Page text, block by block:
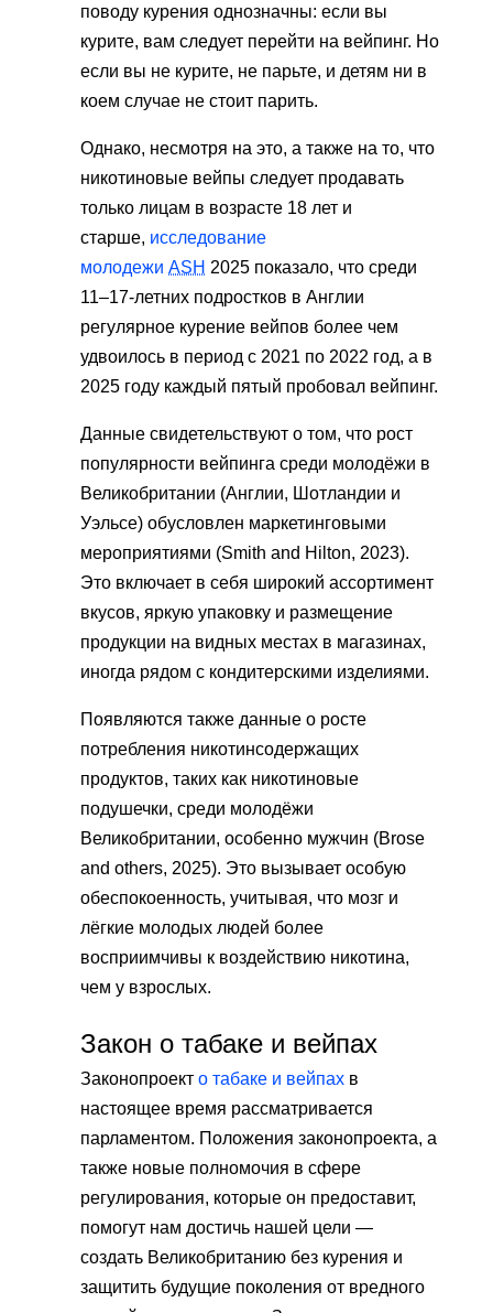
поводу курения однозначны: если вы
курите, вам следует перейти на вейпинг. Но
если вы не курите, не парьте, и детям ни в
коем случае не стоит парить.
Однако, несмотря на это, а также на то, что
никотиновые вейпы следует продавать
только лицам в возрасте 18 лет и
старше, исследование
молодежи ASH 2025 показало, что среди
11–17-летних подростков в Англии
регулярное курение вейпов более чем
удвоилось в период с 2021 по 2022 год, а в
2025 году каждый пятый пробовал вейпинг.
Данные свидетельствуют о том, что рост
популярности вейпинга среди молодёжи в
Великобритании (Англии, Шотландии и
Уэльсе) обусловлен маркетинговыми
мероприятиями (Smith and Hilton, 2023).
Это включает в себя широкий ассортимент
вкусов, яркую упаковку и размещение
продукции на видных местах в магазинах,
иногда рядом с кондитерскими изделиями.
Появляются также данные о росте
потребления никотинсодержащих
продуктов, таких как никотиновые
подушечки, среди молодёжи
Великобритании, особенно мужчин (Brose
and others, 2025). Это вызывает особую
обеспокоенность, учитывая, что мозг и
лёгкие молодых людей более
восприимчивы к воздействию никотина,
чем у взрослых.
Закон о табаке и вейпах
Законопроект о табаке и вейпах в
настоящее время рассматривается
парламентом. Положения законопроекта, а
также новые полномочия в сфере
регулирования, которые он предоставит,
помогут нам достичь нашей цели —
создать Великобританию без курения и
защитить будущие поколения от вредного